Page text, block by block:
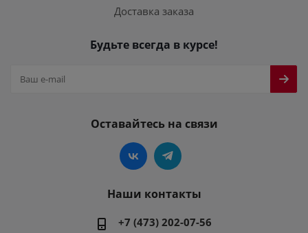
Доставка заказа
Будьте всегда в курсе!
Оставайтесь на связи
Наши контакты
+7 (473) 202-07-56